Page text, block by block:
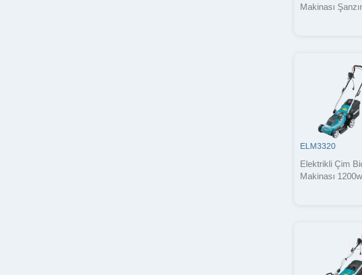
Makinası
ELM3320
Elektrikli Çim
Makinası 1200w